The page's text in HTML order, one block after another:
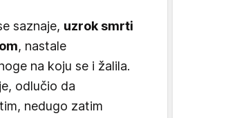
saznaje, uzrok smrti
, nastale
na koju se i žalila.
odlučio da
nedugo zatim